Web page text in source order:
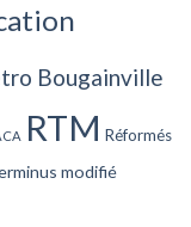
Bougainville
RTM Réformés
modifié